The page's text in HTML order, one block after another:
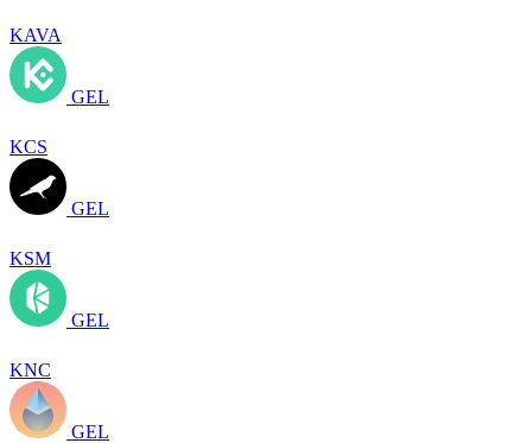
KAVA
GEL
KCS
GEL
KSM
GEL
KNC
GEL